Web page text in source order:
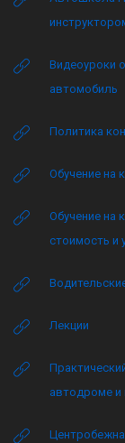
Видеоуроки
автомобиль
Политика
Обучение на
Обучение на
стоимость и
Лекции
автодроме и